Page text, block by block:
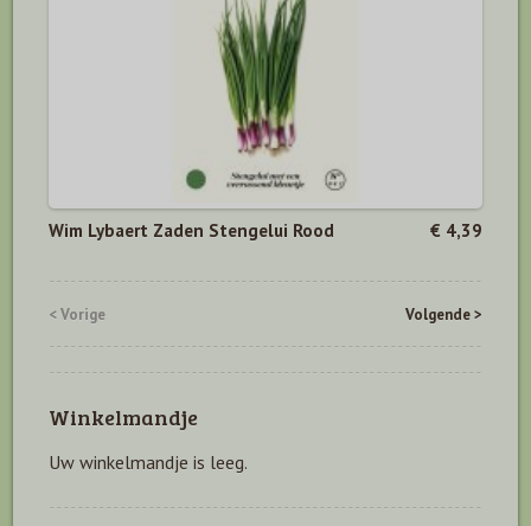
Wim Lybaert Zaden Stengelui Rood € 4,39
< Vorige Volgende >
Winkelmandje
Uw winkelmandje is leeg.